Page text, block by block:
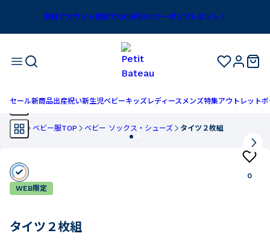
新規アカウント登録で1,100円OFFクーポンプレゼント！
セール新商品出産祝い新生児ベビーキッズ レディースメンズ特集アウトレットボ
TOP ベビー服TOP ベビー ソックス・シューズ タイツ２枚組
0
WEB限定
タイツ２枚組